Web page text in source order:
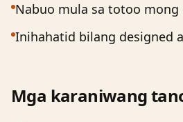
Nabuo mula sa totoo mong
Inihahatid bilang designed
Mga karaniwang